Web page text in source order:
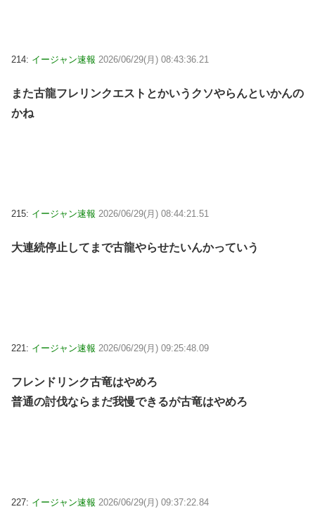
214: イージャン速報 2026/06/29(月) 08:43:36.21
また古龍フレリンクエストとかいうクソやらんといかんの
かね
215: イージャン速報 2026/06/29(月) 08:44:21.51
大連続停止してまで古龍やらせたいんかっていう
221: イージャン速報 2026/06/29(月) 09:25:48.09
フレンドリンク古竜はやめろ
普通の討伐ならまだ我慢できるが古竜はやめろ
227: イージャン速報 2026/06/29(月) 09:37:22.84